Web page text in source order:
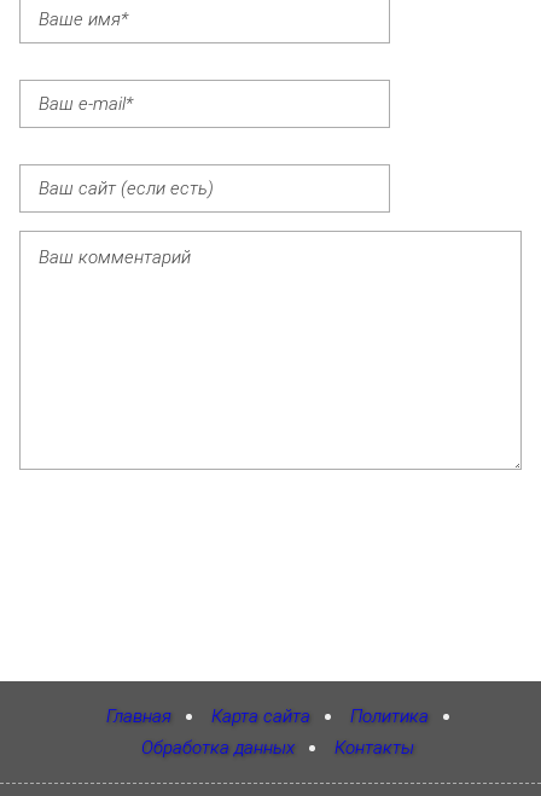
Главная Карта сайта
Политика
Обработка данных
Контакты